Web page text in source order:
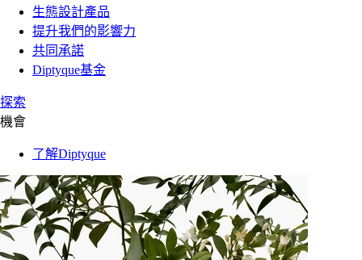
生態設計產品
提升我們的影響力
共同承諾
Diptyque基金
探索
機會
了解Diptyque